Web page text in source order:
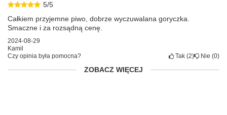
5/5
Całkiem przyjemne piwo, dobrze wyczuwalana goryczka.
Smaczne i za rozsądną cenę.
2024-08-29
Kamil
Czy opinia była pomocna?
Tak 2 Nie 0
ZOBACZ WIĘCEJ